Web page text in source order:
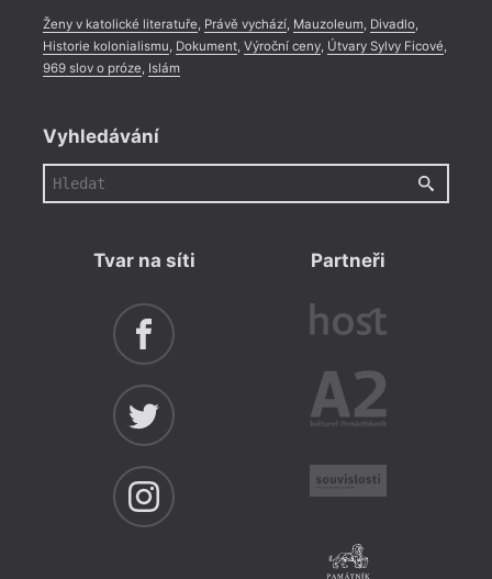
Ženy v katolické literatuře, Právě vychází, Mauzoleum, Divadlo,
Historie kolonialismu, Dokument, Výroční ceny, Útvary Sylvy Ficové,
969 slov o próze, Islám
Vyhledávání
Tvar na síti Partneři